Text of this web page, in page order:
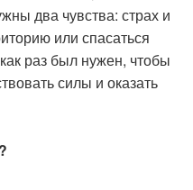
два чувства: страх и
или спасаться
раз был нужен, чтобы
силы и оказать